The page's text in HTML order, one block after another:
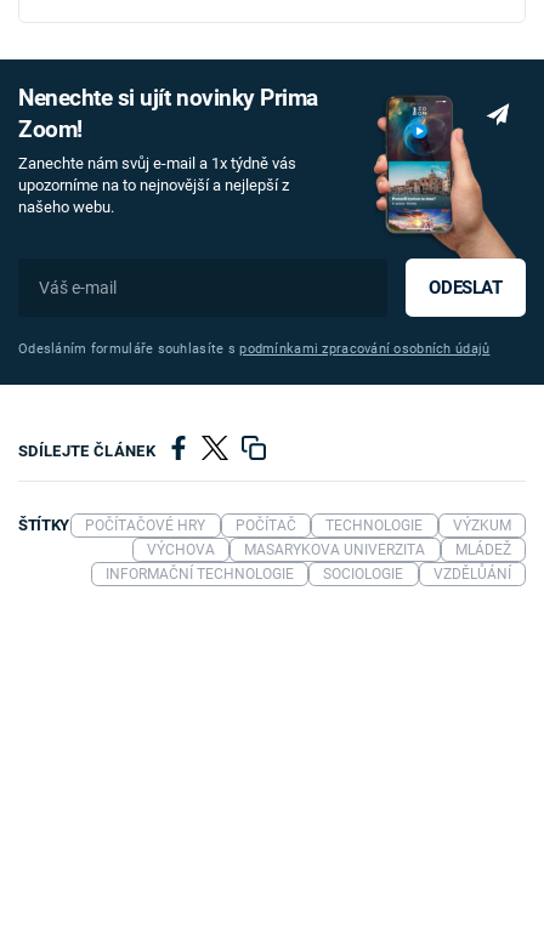
Nenechte si ujít novinky Prima
Zoom!
Zanechte nám svůj e-mail a 1x týdně vás
upozorníme na to nejnovější a nejlepší z
našeho webu.
ODESLAT
Odesláním formuláře souhlasíte spodmínkami zpracování osobních údajů
SDÍLEJTE ČLÁNEK
ŠTÍTKY POČÍTAČOVÉ HRY POČÍTAČ TECHNOLOGIE
VÝZKUM
VÝCHOVA
MASARYKOVA UNIVERZITA
MLÁDEŽ
INFORMAČNÍ TECHNOLOGIE
SOCIOLOGIE VZDĚLŮÁNÍ